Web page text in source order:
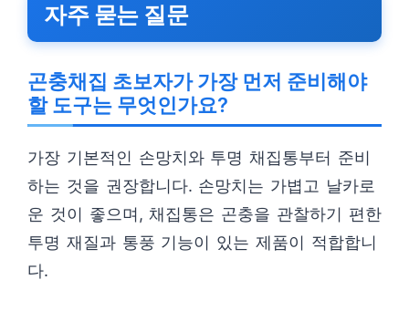
자주 묻는 질문
곤충채집 초보자가 가장 먼저 준비해야
할 도구는 무엇인가요?
가장 기본적인 손망치와 투명 채집통부터 준비
하는 것을 권장합니다. 손망치는 가볍고 날카로
운 것이 좋으며, 채집통은 곤충을 관찰하기 편한
투명 재질과 통풍 기능이 있는 제품이 적합합니
다.